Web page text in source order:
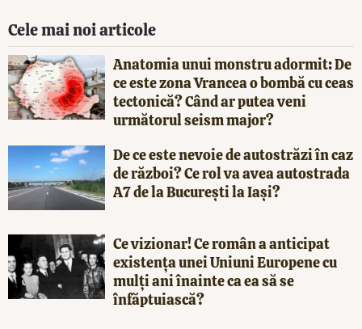
Cele mai noi articole
Anatomia unui monstru adormit: De
ce este zona Vrancea o bombă cu ceas
tectonică? Când ar putea veni
următorul seism major?
De ce este nevoie de autostrăzi în caz
de război? Ce rol va avea autostrada
A7 de la București la Iași?
Ce vizionar! Ce român a anticipat
existența unei Uniuni Europene cu
mulți ani înainte ca ea să se
înfăptuiască?